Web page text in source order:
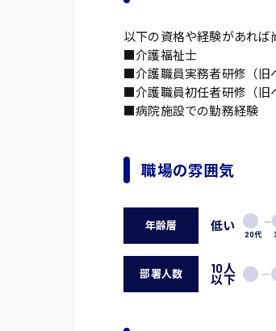
以下の資格や経験があれば
■介護福祉士
■介護職員実務者研修（旧
■介護職員初任者研修（旧
■病院施設での勤務経験
職場の雰囲気
年齢層 低い
20代
部署人数 10人
以下